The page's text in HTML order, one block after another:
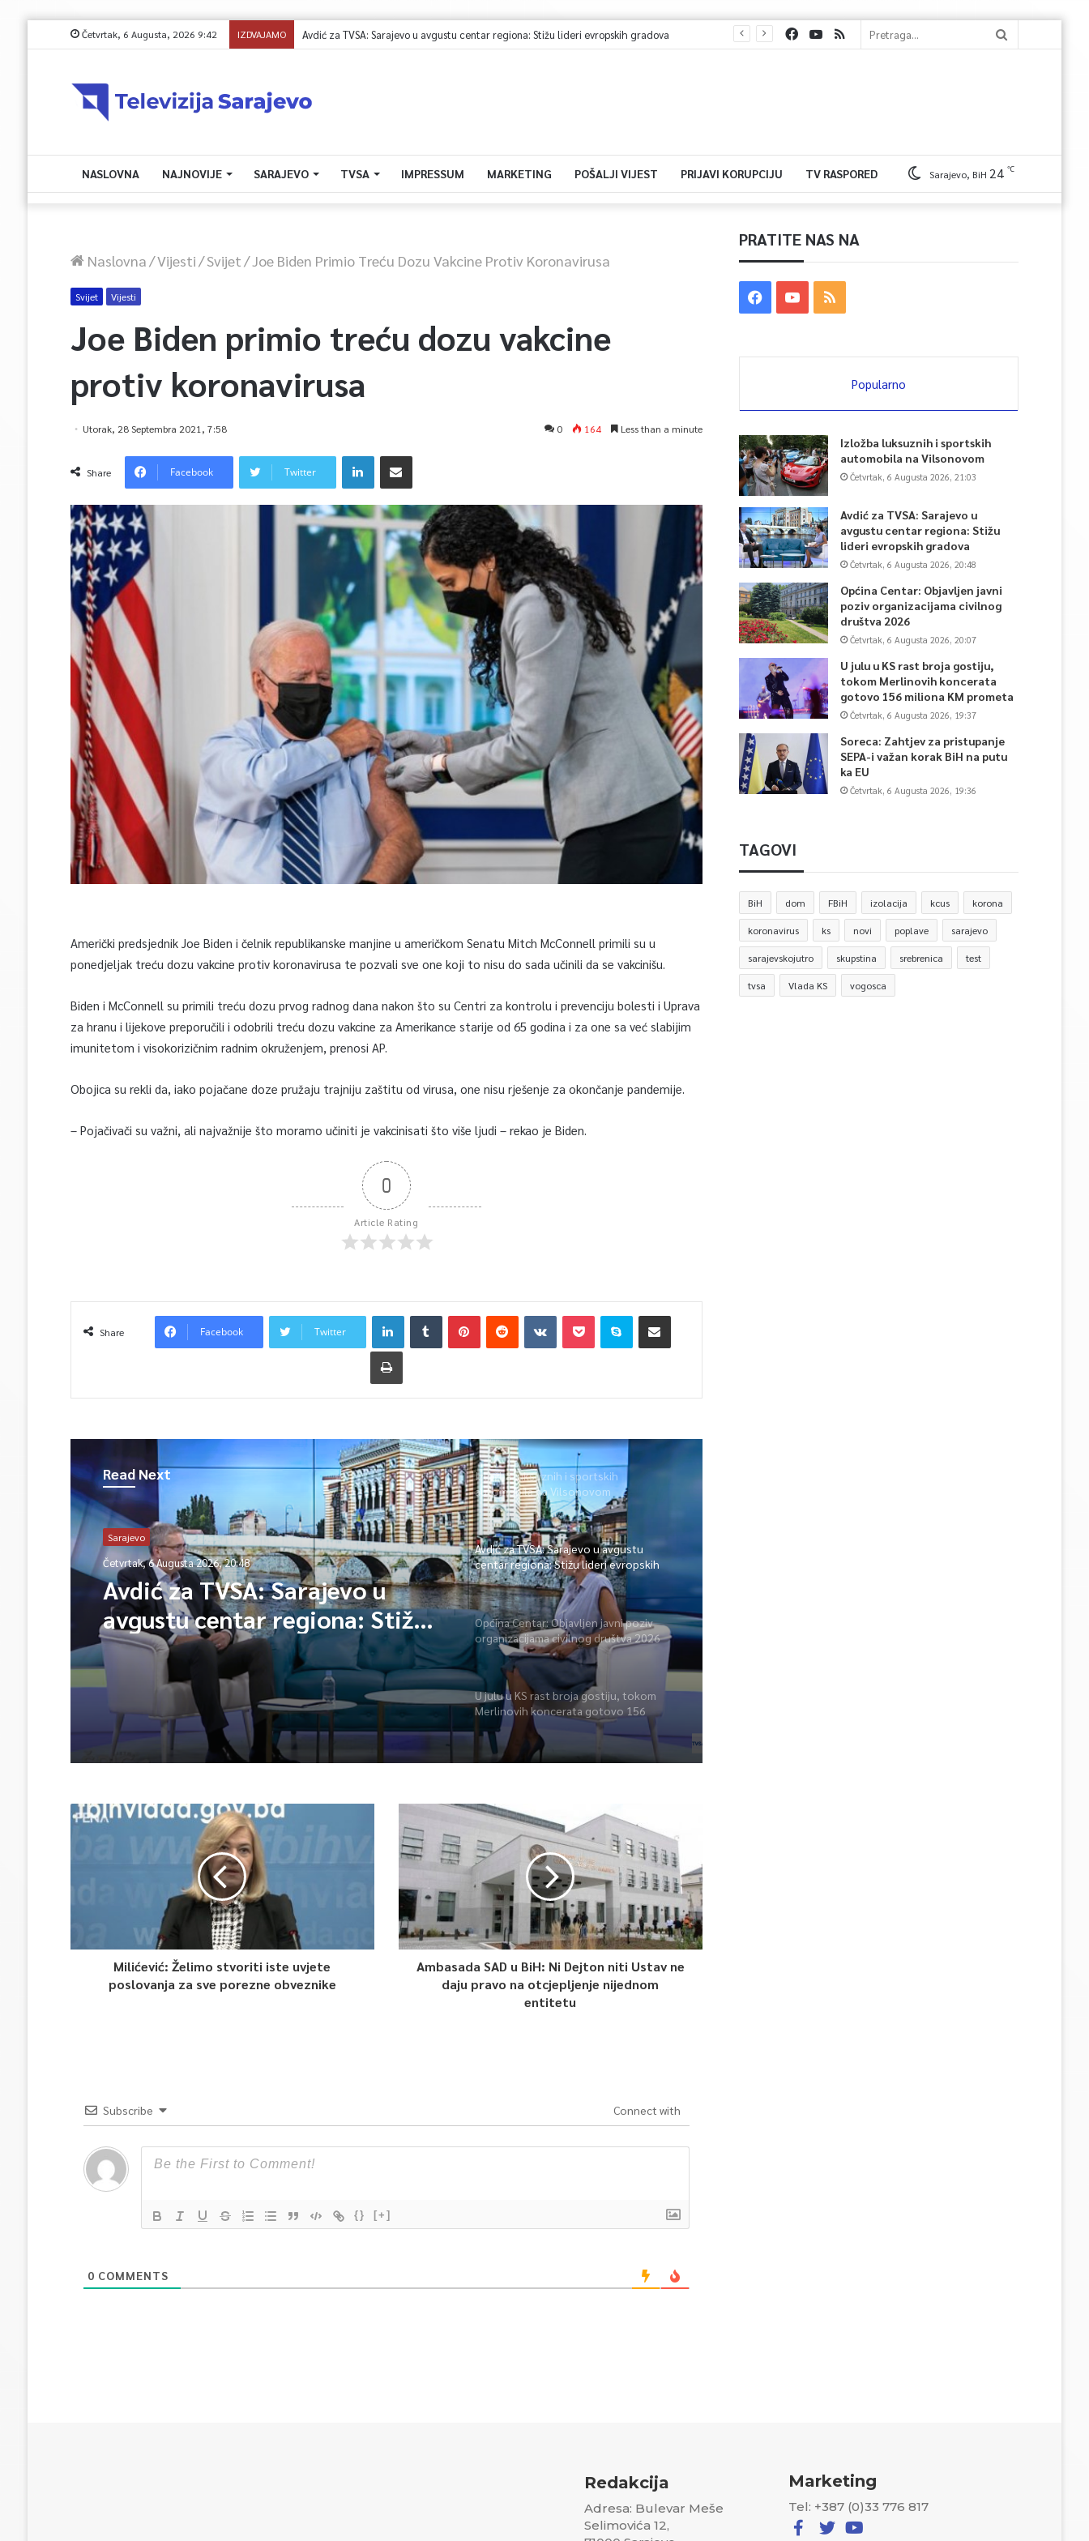
Četvrtak, 6 Augusta, 2026 9:42 IZDVAJAMO Općina Centar: Objavljen javni poziv organizacijama civilnog društva 2026
NASLOVNA NAJNOVIJE SARAJEVO TVSA IMPRESSUM MARKETING POŠALJI VIJEST PRIJAVI KORUPCIJU TV RASPORED Sarajevo, BiH 24 ℃
Naslovna/Vijesti/Svijet/Joe Biden Primio Treću Dozu Vakcine Protiv Koronavirusa
Svijet Vijesti
Joe Biden primio treću dozu vakcine
protiv koronavirusa
Utorak, 28 Septembra 2021, 7:58 0 164 Less than a minute
Share Facebook Twitter
Američki predsjednik Joe Biden i čelnik republikanske manjine u američkom Senatu Mitch McConnell primili su u
ponedjeljak treću dozu vakcine protiv koronavirusa te pozvali sve one koji to nisu do sada učinili da se vakcinišu.
Biden i McConnell su primili treću dozu prvog radnog dana nakon što su Centri za kontrolu i prevenciju bolesti i Uprava
za hranu i lijekove preporučili i odobrili treću dozu vakcine za Amerikance starije od 65 godina i za one sa već slabijim
imunitetom i visokorizičnim radnim okruženjem, prenosi AP.
Obojica su rekli da, iako pojačane doze pružaju trajniju zaštitu od virusa, one nisu rješenje za okončanje pandemije.
– Pojačivači su važni, ali najvažnije što moramo učiniti je vakcinisati što više ljudi – rekao je Biden.
0
Article Rating
Share Facebook Twitter
Read Next
Sarajevo
Četvrtak, 6 Augusta 2026, 20:48
Avdić za TVSA: Sarajevo u
avgustu centar regiona: Stižu
lideri evropskih gradova
Izložba luksuznih i sportskih
automobila na Vilsonovom
Avdić za TVSA: Sarajevo u avgustu
centar regiona: Stižu lideri evropskih
gradova
Općina Centar: Objavljen javni poziv
organizacijama civilnog društva 2026
U julu u KS rast broja gostiju, tokom
Merlinovih koncerata gotovo 156
miliona KM prometa
Milićević: Želimo stvoriti iste uvjete
poslovanja za sve porezne obveznike
Ambasada SAD u BiH: Ni Dejton niti Ustav ne
daju pravo na otcjepljenje nijednom
entitetu
Subscribe Connect with
{} [+]
0 COMMENTS
PRATITE NAS NA
Popularno
Izložba luksuznih i sportskih
automobila na Vilsonovom
Četvrtak, 6 Augusta 2026, 21:03
Avdić za TVSA: Sarajevo u
avgustu centar regiona: Stižu
lideri evropskih gradova
Četvrtak, 6 Augusta 2026, 20:48
Općina Centar: Objavljen javni
poziv organizacijama civilnog
društva 2026
Četvrtak, 6 Augusta 2026, 20:07
U julu u KS rast broja gostiju,
tokom Merlinovih koncerata
gotovo 156 miliona KM prometa
Četvrtak, 6 Augusta 2026, 19:37
Soreca: Zahtjev za pristupanje
SEPA-i važan korak BiH na putu
ka EU
Četvrtak, 6 Augusta 2026, 19:36
TAGOVI
BiH dom FBiH izolacija kcus korona
koronavirus ks novi poplave sarajevo
sarajevskojutro skupstina srebrenica test
tvsa Vlada KS vogosca
Redakcija
Adresa: Bulevar Meše
Selimovića 12,
Marketing
Tel: +387 (0)33 776 817